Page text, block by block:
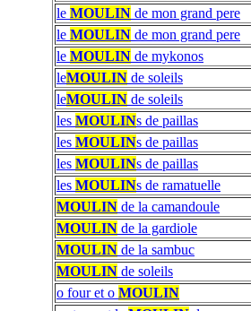
le MOULIN de mon grand pere
le MOULIN de mon grand pere
le MOULIN de mykonos
leMOULIN de soleils
leMOULIN de soleils
les MOULINs de paillas
les MOULINs de paillas
les MOULINs de paillas
les MOULINs de ramatuelle
MOULIN de la camandoule
MOULIN de la gardiole
MOULIN de la sambuc
MOULIN de soleils
o four et o MOULIN